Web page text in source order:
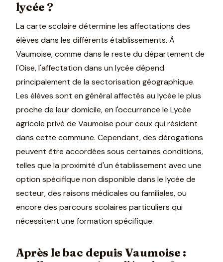
lycée ?
La carte scolaire détermine les affectations des
élèves dans les différents établissements. À
Vaumoise, comme dans le reste du département de
l'Oise, l'affectation dans un lycée dépend
principalement de la sectorisation géographique.
Les élèves sont en général affectés au lycée le plus
proche de leur domicile, en l'occurrence le Lycée
agricole privé de Vaumoise pour ceux qui résident
dans cette commune. Cependant, des dérogations
peuvent être accordées sous certaines conditions,
telles que la proximité d'un établissement avec une
option spécifique non disponible dans le lycée de
secteur, des raisons médicales ou familiales, ou
encore des parcours scolaires particuliers qui
nécessitent une formation spécifique.
Après le bac depuis Vaumoise :